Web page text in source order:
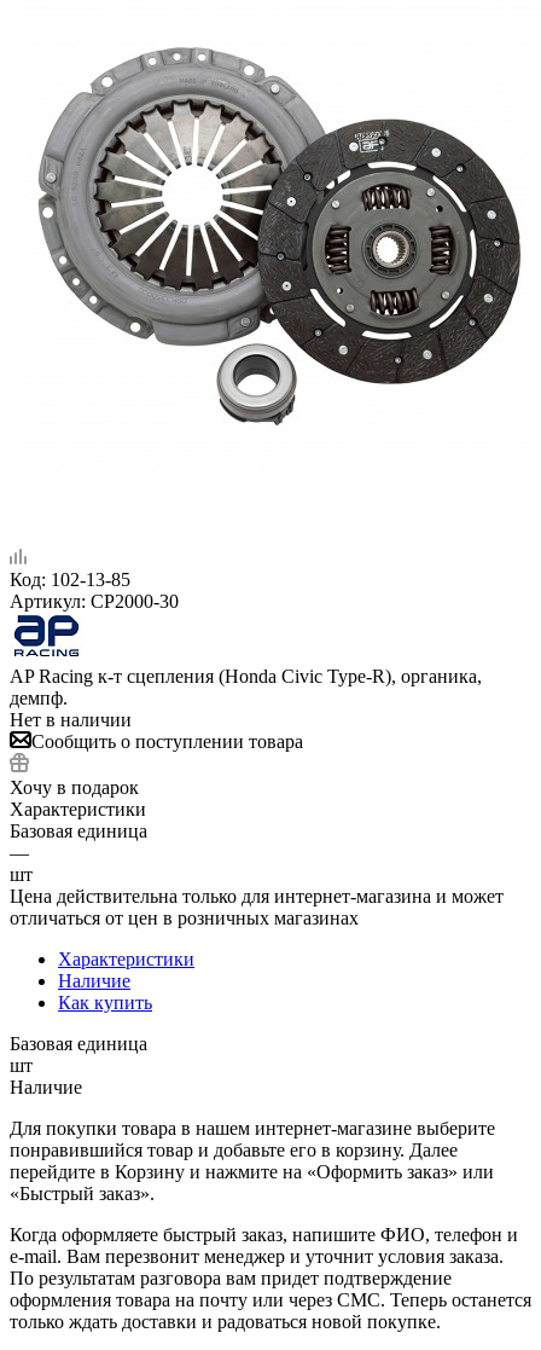
Код: 102-13-85
Артикул: CP2000-30
AP Racing к-т сцепления (Honda Civic Type-R), органика,
демпф.
Нет в наличии
Сообщить о поступлении товара
Хочу в подарок
Характеристики
Базовая единица
—
шт
Цена действительна только для интернет-магазина и может
отличаться от цен в розничных магазинах
Характеристики
Наличие
Как купить
Базовая единица
шт
Наличие
Для покупки товара в нашем интернет-магазине выберите
понравившийся товар и добавьте его в корзину. Далее
перейдите в Корзину и нажмите на «Оформить заказ» или
«Быстрый заказ».
Когда оформляете быстрый заказ, напишите ФИО, телефон и
e-mail. Вам перезвонит менеджер и уточнит условия заказа.
По результатам разговора вам придет подтверждение
оформления товара на почту или через СМС. Теперь останется
только ждать доставки и радоваться новой покупке.